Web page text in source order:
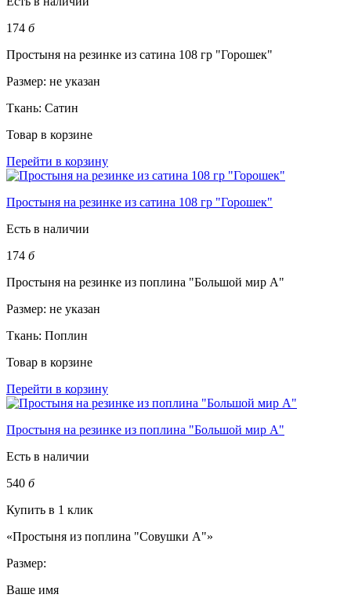
174 б
Простыня на резинке из сатина 108 гр "Горошек"
Размер: не указан
Ткань: Сатин
Товар в корзине
Перейти в корзину
Простыня на резинке из сатина 108 гр "Горошек"
Есть в наличии
174 б
Простыня на резинке из поплина "Большой мир А"
Размер: не указан
Ткань: Поплин
Товар в корзине
Перейти в корзину
Простыня на резинке из поплина "Большой мир А"
Есть в наличии
540 б
Купить в 1 клик
«Простыня из поплина "Совушки А"»
Размер:
Ваше имя